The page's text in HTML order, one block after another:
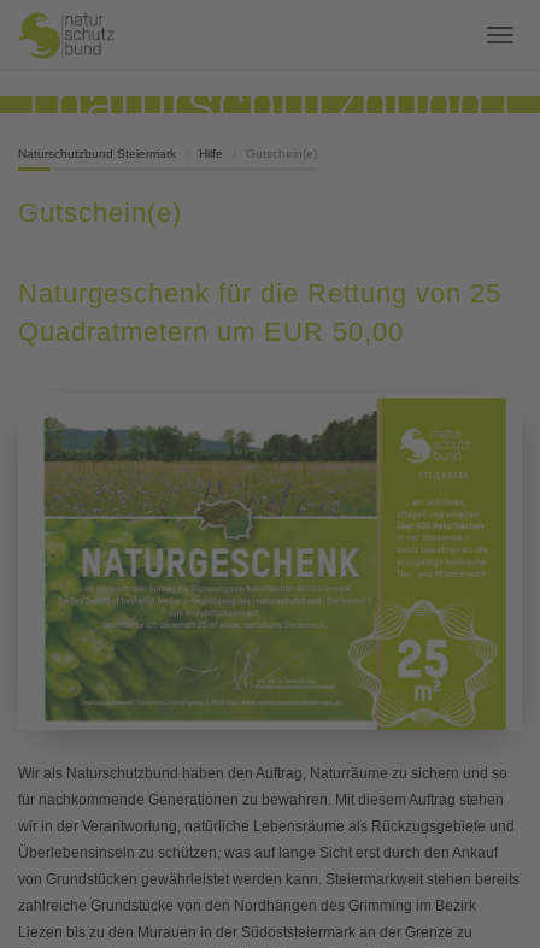
Naturschutzbund Steiermark Hilfe Gutschein(e)
Gutschein(e)
Naturgeschenk für die Rettung von 25
Quadratmetern um EUR 50,00
Wir als Naturschutzbund haben den Auftrag, Naturräume zu sichern und so
für nachkommende Generationen zu bewahren. Mit diesem Auftrag stehen
wir in der Verantwortung, natürliche Lebensräume als Rückzugsgebiete und
Überlebensinseln zu schützen, was auf lange Sicht erst durch den Ankauf
von Grundstücken gewährleistet werden kann. Steiermarkweit stehen bereits
zahlreiche Grundstücke von den Nordhängen des Grimming im Bezirk
Liezen bis zu den Murauen in der Südoststeiermark an der Grenze zu